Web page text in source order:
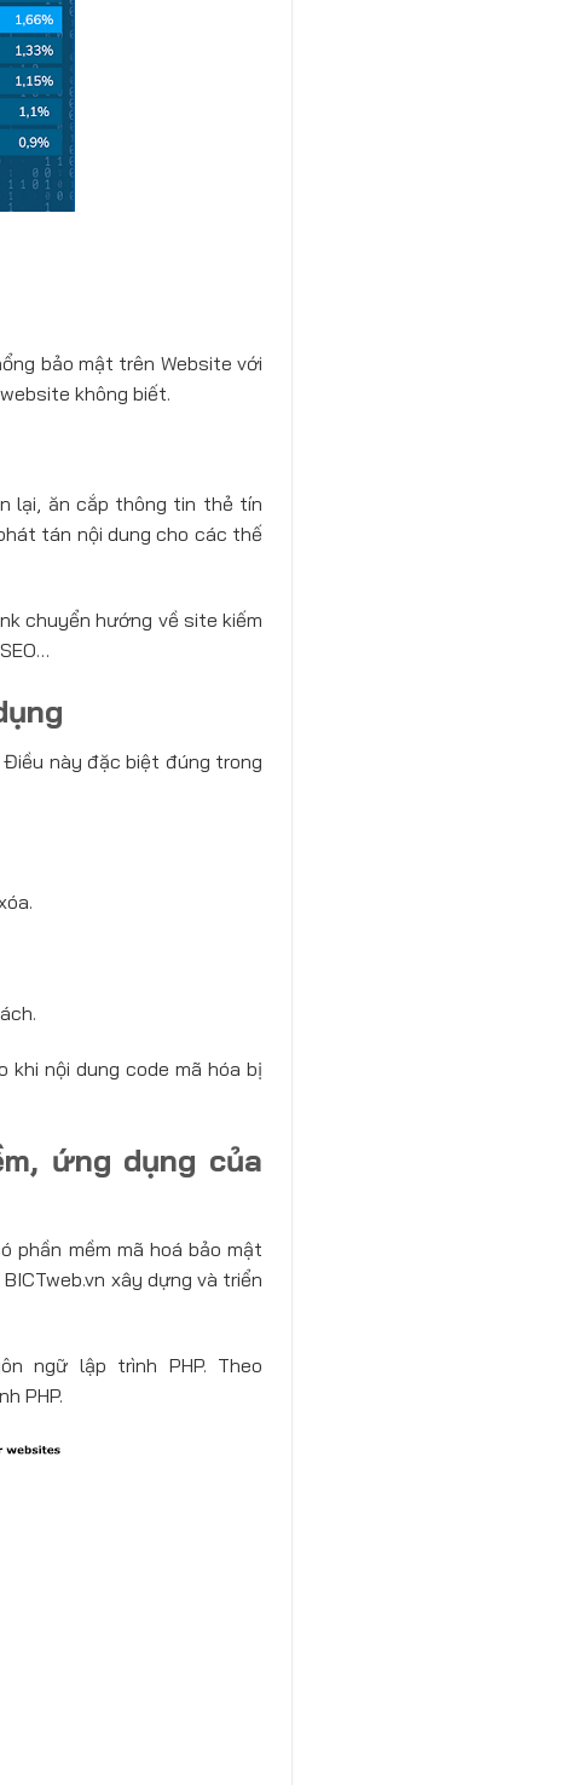
bảo mật trên Website với
không biết.
lại, ăn cắp thông tin thẻ tín
tán nội dung cho các thế
chuyển hướng về site kiếm
này đặc biệt đúng trong
nội dung code mã hóa bị
ứng dụng của
phần mềm mã hoá bảo mật
xây dựng và triển
ngữ lập trình PHP. Theo
PHP.